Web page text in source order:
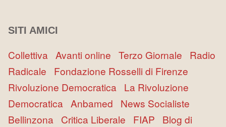
SITI AMICI
Collettiva Avanti online Terzo Giornale Radio
Radicale Fondazione Rosselli di Firenze
Rivoluzione Democratica La Rivoluzione
Democratica Anbamed News Socialiste
Bellinzona Critica Liberale FIAP Blog di